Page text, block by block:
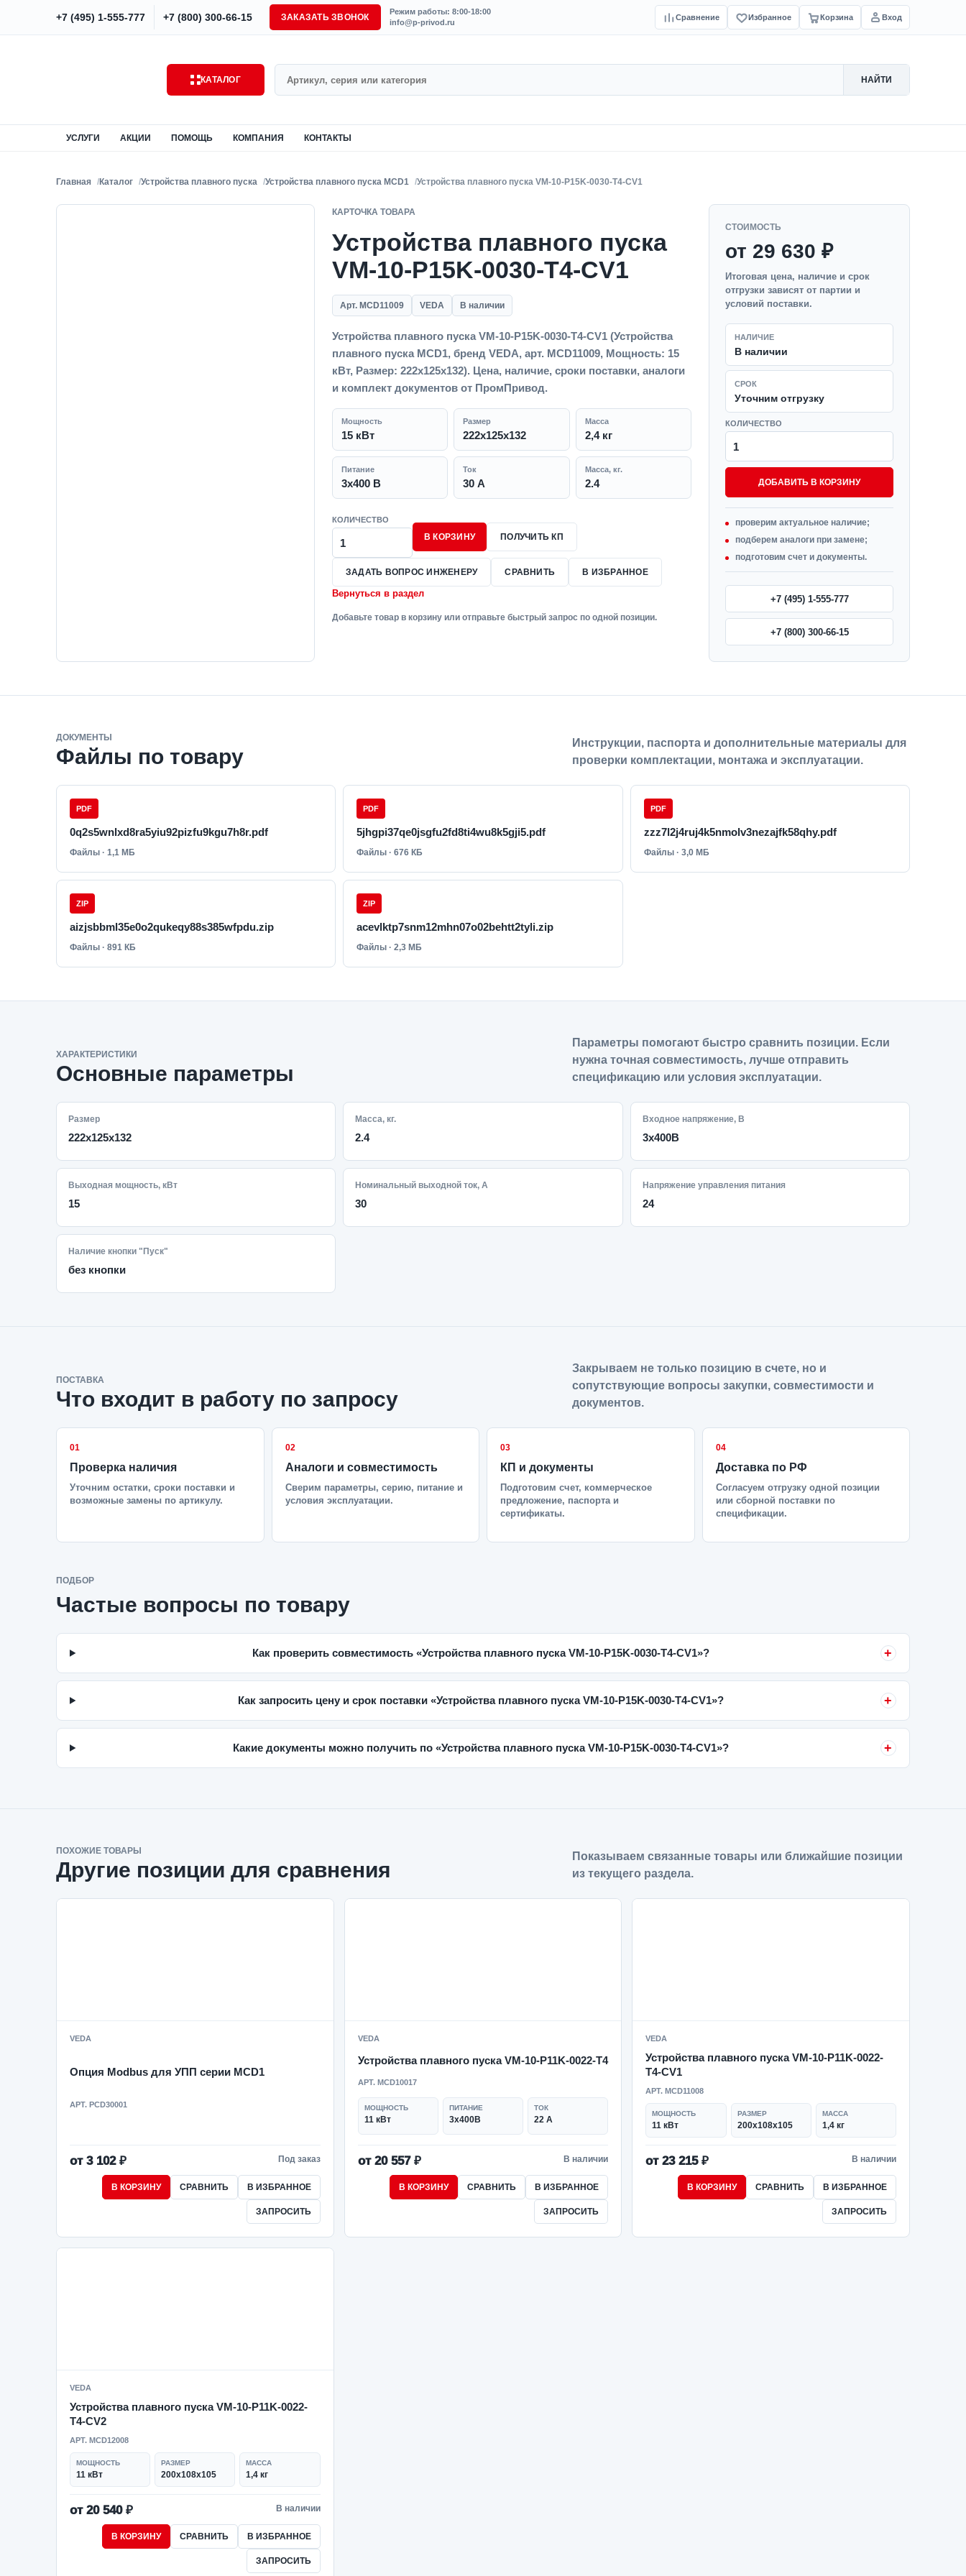
+7 (495) 1-555-777 +7 (800) 300-66-15 ЗАКАЗАТЬ ЗВОНОК
Режим работы: 8:00-18:00
info@p-privod.ru
Сравнение Избранное Корзина Вход
КАТАЛОГ НАЙТИ
УСЛУГИ АКЦИИ ПОМОЩЬ КОМПАНИЯ КОНТАКТЫ
Главная Каталог Устройства плавного пуска Устройства плавного пуска MCD1 Устройства плавного пуска VM-10-P15K-0030-T4-CV1
КАРТОЧКА ТОВАРА
Устройства плавного пуска
VM-10-P15K-0030-T4-CV1
Арт. MCD11009 VEDA В наличии
Устройства плавного пуска VM-10-P15K-0030-T4-CV1 (Устройства
плавного пуска MCD1, бренд VEDA, арт. MCD11009, Мощность: 15
кВт, Размер: 222х125х132). Цена, наличие, сроки поставки, аналоги
и комплект документов от ПромПривод.
Мощность
15 кВт
Размер
222х125х132
Масса
2,4 кг
Питание
3x400 В
Ток
30 А
Масса, кг.
2.4
КОЛИЧЕСТВО
В КОРЗИНУ ПОЛУЧИТЬ КП
ЗАДАТЬ ВОПРОС ИНЖЕНЕРУ СРАВНИТЬ В ИЗБРАННОЕ
Вернуться в раздел
Добавьте товар в корзину или отправьте быстрый запрос по одной позиции.
СТОИМОСТЬ
от 29 630 ₽
Итоговая цена, наличие и срок
отгрузки зависят от партии и
условий поставки.
НАЛИЧИЕ
В наличии
СРОК
Уточним отгрузку
КОЛИЧЕСТВО
ДОБАВИТЬ В КОРЗИНУ
проверим актуальное наличие;
подберем аналоги при замене;
подготовим счет и документы.
+7 (495) 1-555-777
+7 (800) 300-66-15
ДОКУМЕНТЫ
Файлы по товару
Инструкции, паспорта и дополнительные материалы для
проверки комплектации, монтажа и эксплуатации.
PDF
0q2s5wnlxd8ra5yiu92pizfu9kgu7h8r.pdf
Файлы · 1,1 МБ
PDF
5jhgpi37qe0jsgfu2fd8ti4wu8k5gji5.pdf
Файлы · 676 КБ
PDF
zzz7l2j4ruj4k5nmolv3nezajfk58qhy.pdf
Файлы · 3,0 МБ
ZIP
aizjsbbml35e0o2qukeqy88s385wfpdu.zip
Файлы · 891 КБ
ZIP
acevlktp7snm12mhn07o02behtt2tyli.zip
Файлы · 2,3 МБ
ХАРАКТЕРИСТИКИ
Основные параметры
Параметры помогают быстро сравнить позиции. Если
нужна точная совместимость, лучше отправить
спецификацию или условия эксплуатации.
Размер
222х125х132
Масса, кг.
2.4
Входное напряжение, В
3x400В
Выходная мощность, кВт
15
Номинальный выходной ток, А
30
Напряжение управления питания
24
Наличие кнопки "Пуск"
без кнопки
ПОСТАВКА
Что входит в работу по запросу
Закрываем не только позицию в счете, но и
сопутствующие вопросы закупки, совместимости и
документов.
01
Проверка наличия
Уточним остатки, сроки поставки и
возможные замены по артикулу.
02
Аналоги и совместимость
Сверим параметры, серию, питание и
условия эксплуатации.
03
КП и документы
Подготовим счет, коммерческое
предложение, паспорта и
сертификаты.
04
Доставка по РФ
Согласуем отгрузку одной позиции
или сборной поставки по
спецификации.
ПОДБОР
Частые вопросы по товару
Как проверить совместимость «Устройства плавного пуска VM-10-P15K-0030-T4-CV1»?
Как запросить цену и срок поставки «Устройства плавного пуска VM-10-P15K-0030-T4-CV1»?
Какие документы можно получить по «Устройства плавного пуска VM-10-P15K-0030-T4-CV1»?
ПОХОЖИЕ ТОВАРЫ
Другие позиции для сравнения
Показываем связанные товары или ближайшие позиции
из текущего раздела.
VEDA
Опция Modbus для УПП серии MCD1
АРТ. PCD30001
от 3 102 ₽ Под заказ
В КОРЗИНУ СРАВНИТЬ В ИЗБРАННОЕ
ЗАПРОСИТЬ
VEDA
Устройства плавного пуска VM-10-P11K-0022-T4
АРТ. MCD10017
МОЩНОСТЬ
11 кВт
ПИТАНИЕ
3x400В
ТОК
22 А
от 20 557 ₽ В наличии
В КОРЗИНУ СРАВНИТЬ В ИЗБРАННОЕ
ЗАПРОСИТЬ
VEDA
Устройства плавного пуска VM-10-P11K-0022-
T4-CV1
АРТ. MCD11008
МОЩНОСТЬ
11 кВт
РАЗМЕР
200х108х105
МАССА
1,4 кг
от 23 215 ₽ В наличии
В КОРЗИНУ СРАВНИТЬ В ИЗБРАННОЕ
ЗАПРОСИТЬ
VEDA
Устройства плавного пуска VM-10-P11K-0022-
T4-CV2
АРТ. MCD12008
МОЩНОСТЬ
11 кВт
РАЗМЕР
200х108х105
МАССА
1,4 кг
от 20 540 ₽ В наличии
В КОРЗИНУ СРАВНИТЬ В ИЗБРАННОЕ
ЗАПРОСИТЬ